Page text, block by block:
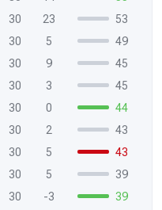
30 23
53
30 5
49
30 9
45
30 3
45
30 0
44
30 2
43
30 5
43
30 5
39
30 -3
39